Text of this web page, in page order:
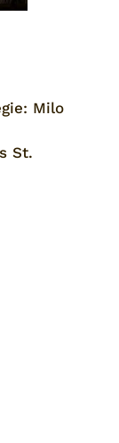
Milo
St.